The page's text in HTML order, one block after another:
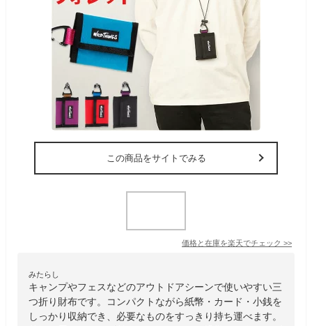
この商品をサイトでみる
価格と在庫を楽天でチェック >>
みたらし
キャンプやフェスなどのアウトドアシーンで使いやすい三
つ折り財布です。コンパクトながら紙幣・カード・小銭を
しっかり収納でき、必要なものをすっきり持ち運べます。